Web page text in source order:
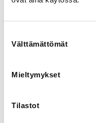
valinta
Välttämättömät
Mieltymykset
Tilastot
Jäätanssi,
Yksinluistelu
Taitoluisteluliiton